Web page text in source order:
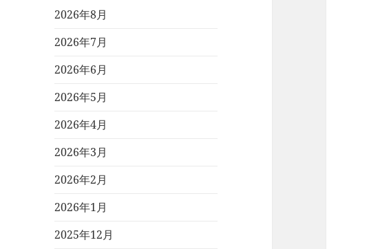
2026年8月
2026年7月
2026年6月
2026年5月
2026年4月
2026年3月
2026年2月
2026年1月
2025年12月